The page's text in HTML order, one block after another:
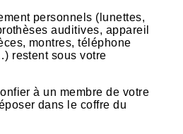
personnels (lunettes,
auditives, appareil
montres, téléphone
restent sous votre
à un membre de votre
dans le coffre du